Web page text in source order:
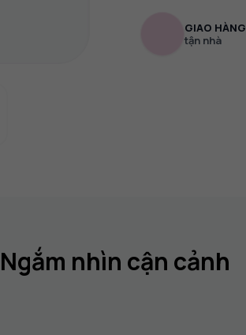
GIAO HÀNG
tận nhà
Ngắm nhìn cận cảnh